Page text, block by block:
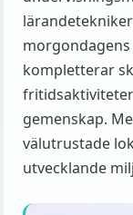
kompletterar
gemenskap.
välutrustade
utvecklande